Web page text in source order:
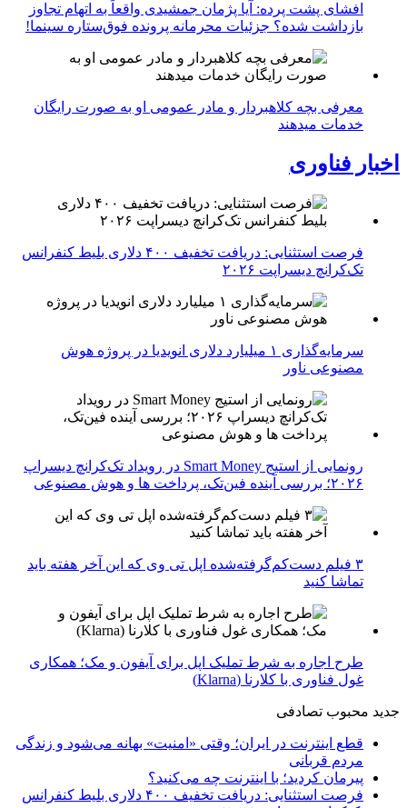
افشای پشت پرده: آیا پژمان جمشیدی واقعاً به اتهام تجاوز
بازداشت شده؟ جزئیات محرمانه پرونده فوق‌ستاره سینما!
معرفی بچه کلاهبردار و مادر عمومی او به صورت رایگان
خدمات میدهند
اخبار فناوری
فرصت استثنایی: دریافت تخفیف ۴۰۰ دلاری بلیط کنفرانس
تک‌کرانچ دیسراپت ۲۰۲۶
سرمایه‌گذاری ۱ میلیارد دلاری انویدیا در پروژه هوش
مصنوعی ناور
رونمایی از استیج Smart Money در رویداد تک‌کرانچ دیسراپ
۲۰۲۶؛ بررسی آینده فین‌تک، پرداخت‌ ها و هوش مصنوعی
۳ فیلم دست‌کم‌گرفته‌شده اپل تی وی که این آخر هفته باید
تماشا کنید
طرح اجاره به شرط تملیک اپل برای آیفون و مک؛ همکاری
غول فناوری با کلارنا (Klarna)
جدید محبوب تصادفی
قطع اینترنت در ایران؛ وقتی «امنیت» بهانه می‌شود و زندگی
مردم قربانی
پیرمان کردید؛ با اینترنت چه می‌کنید؟
فرصت استثنایی: دریافت تخفیف ۴۰۰ دلاری بلیط کنفرانس